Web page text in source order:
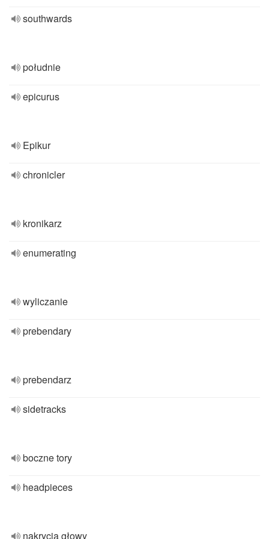
southwards
południe
epicurus
Epikur
chronicler
kronikarz
enumerating
wyliczanie
prebendary
prebendarz
sidetracks
boczne tory
headpieces
nakrycia głowy